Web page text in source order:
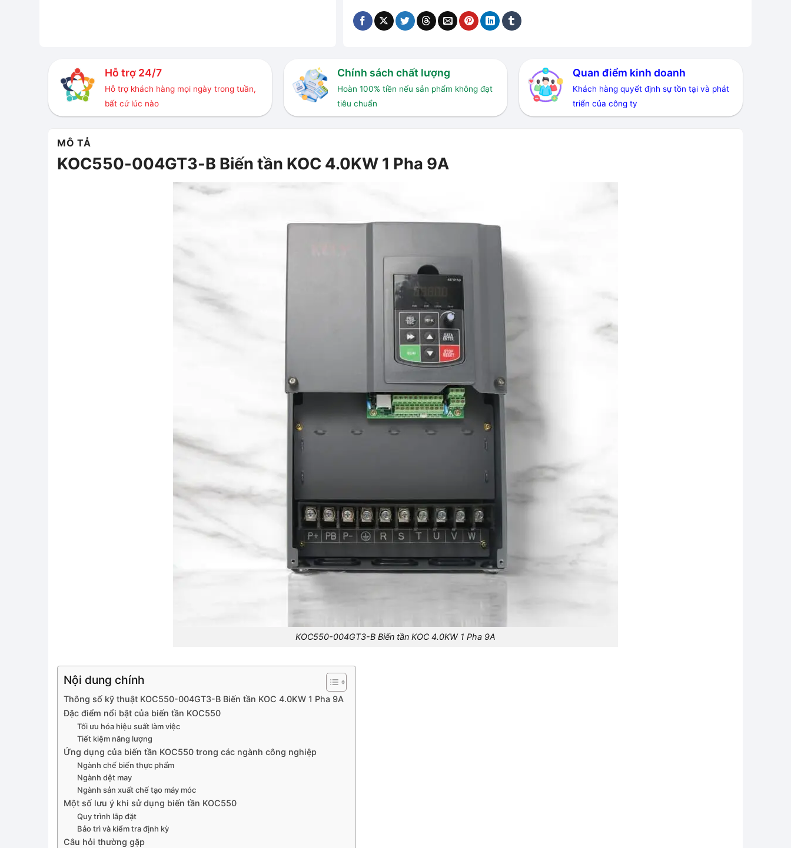
Hỗ trợ 24/7
Hỗ trợ khách hàng mọi ngày trong tuần,
bất cứ lúc nào
Chính sách chất lượng
Hoàn 100% tiền nếu sản phẩm không đạt
tiêu chuẩn
Quan điểm kinh doanh
Khách hàng quyết định sự tồn tại và phát
triển của công ty
MÔ TẢ
KOC550-004GT3-B Biến tần KOC 4.0KW 1 Pha 9A
KOC550-004GT3-B Biến tần KOC 4.0KW 1 Pha 9A
Nội dung chính
Thông số kỹ thuật KOC550-004GT3-B Biến tần KOC 4.0KW 1 Pha 9A
Đặc điểm nổi bật của biến tần KOC550
Tối ưu hóa hiệu suất làm việc
Tiết kiệm năng lượng
Ứng dụng của biến tần KOC550 trong các ngành công nghiệp
Ngành chế biến thực phẩm
Ngành dệt may
Ngành sản xuất chế tạo máy móc
Một số lưu ý khi sử dụng biến tần KOC550
Quy trình lắp đặt
Bảo trì và kiểm tra định kỳ
Câu hỏi thường gặp